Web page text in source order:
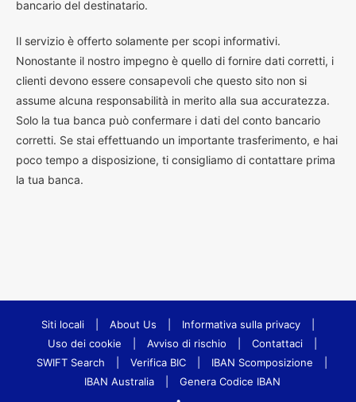
bancario del destinatario.
Il servizio è offerto solamente per scopi informativi.
Nonostante il nostro impegno è quello di fornire dati corretti, i
clienti devono essere consapevoli che questo sito non si
assume alcuna responsabilità in merito alla sua accuratezza.
Solo la tua banca può confermare i dati del conto bancario
corretti. Se stai effettuando un importante trasferimento, e hai
poco tempo a disposizione, ti consigliamo di contattare prima
la tua banca.
Siti locali About Us Informativa sulla privacy
Uso dei cookie
Avviso di rischio Contattaci
SWIFT Search
Verifica BIC IBAN Scomposizione
IBAN Australia
Genera Codice IBAN